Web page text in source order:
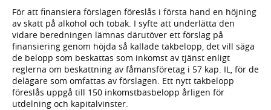
För att finansiera förslagen föreslås i första hand en höjning
av skatt på alkohol och tobak. I syfte att underlätta den
vidare beredningen lämnas därutöver ett förslag på
finansiering genom höjda så kallade takbelopp, det vill säga
de belopp som beskattas som inkomst av tjänst enligt
reglerna om beskattning av fåmansföretag i 57 kap. IL, för de
delägare som omfattas av förslagen. Ett nytt takbelopp
föreslås uppgå till 150 inkomstbasbelopp årligen för
utdelning och kapitalvinster.